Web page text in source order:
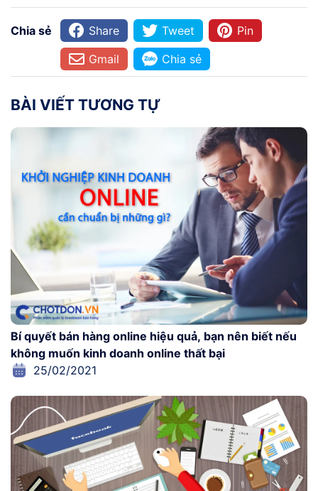
Chia sẻ Share Tweet
Pin
Gmail
Chia sẻ
BÀI VIẾT TƯƠNG TỰ
Bí quyết bán hàng online hiệu quả, bạn nên biết nếu
không muốn kinh doanh online thất bại
25/02/2021